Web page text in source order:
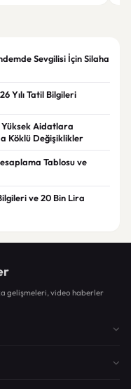
Sevgilisi İçin Silaha
Yılı Tatil Bilgileri
Yüksek Aidatlara
Köklü Değişiklikler
Tablosu ve
ve 20 Bin Lira
gelişmeleri, video haberler